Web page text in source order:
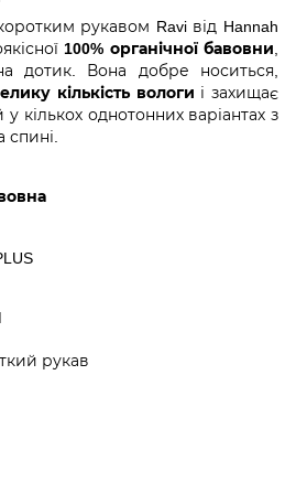
рукавом Ravi від Hannah
100% органічної бавовни
дотик. Вона добре носиться,
кількість вологи і захищає
кількох однотонних варіантах з
рукав